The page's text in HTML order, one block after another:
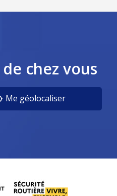
chez vous
Me géolocaliser